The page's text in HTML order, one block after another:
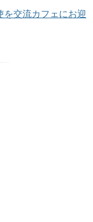
を交流カフェにお迎